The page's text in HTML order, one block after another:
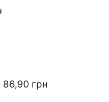
86,90 грн